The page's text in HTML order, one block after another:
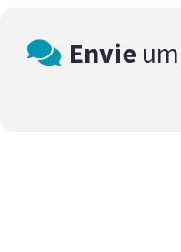
Envie um